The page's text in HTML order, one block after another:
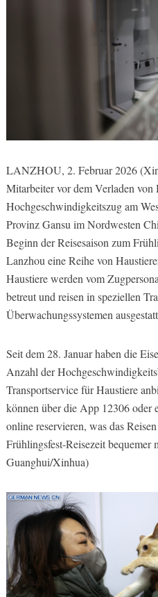
LANZHOU, 2. Februar 2026
Mitarbeiter vor dem Verladen von
Hochgeschwindigkeitszug am
Provinz Gansu im Nordwesten
Beginn der Reisesaison zum
Lanzhou eine Reihe von
Haustiere werden vom
betreut und reisen in speziellen
Überwachungssystemen
Seit dem 28. Januar haben die
Anzahl der
Transportservice für Haustiere
können über die App 12306 oder
online reservieren, was das
Frühlingsfest-Reisezeit bequemer
Guanghui/Xinhua)